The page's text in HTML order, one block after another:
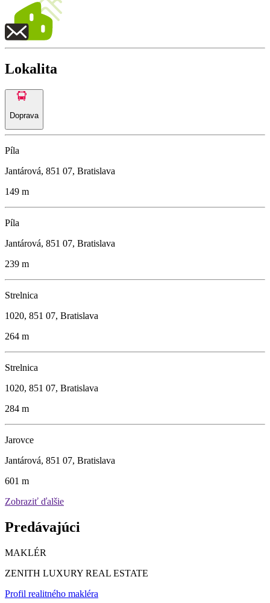
Lokalita
Doprava
Píla
Jantárová, 851 07, Bratislava
149 m
Píla
Jantárová, 851 07, Bratislava
239 m
Strelnica
1020, 851 07, Bratislava
264 m
Strelnica
1020, 851 07, Bratislava
284 m
Jarovce
Jantárová, 851 07, Bratislava
601 m
Zobraziť ďalšie
Predávajúci
MAKLÉR
ZENITH LUXURY REAL ESTATE
Profil realitného makléra